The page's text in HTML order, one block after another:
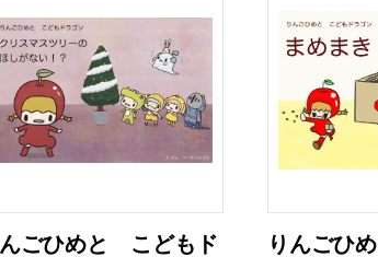
ごひめと こどもド
りんごひ